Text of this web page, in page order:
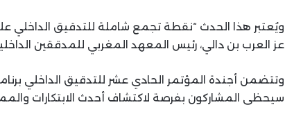
ويُعتبر هذا الحدث “نقطة تجمع شاملة للتدقيق
عز العرب بن دالي، رئيس المعهد المغربي للمدققين
وتتضمن أجندة المؤتمر الحادي عشر للتدقيق الداخلي
سيحظى المشاركون بفرصة لاكتشاف أحدث الابتكارات